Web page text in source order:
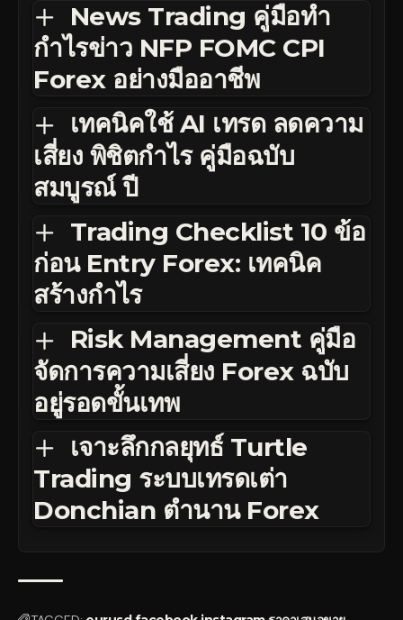
News Trading คู่มือทำ
กำไรข่าว NFP FOMC CPI
Forex อย่างมืออาชีพ
เทคนิคใช้ AI เทรด ลดความ
เสี่ยง พิชิตกำไร คู่มือฉบับ
สมบูรณ์ ปี
Trading Checklist 10 ข้อ
ก่อน Entry Forex: เทคนิค
สร้างกำไร
Risk Management คู่มือ
จัดการความเสี่ยง Forex ฉบับ
อยู่รอดขั้นเทพ
เจาะลึกกลยุทธ์ Turtle
Trading ระบบเทรดเต่า
Donchian ตำนาน Forex